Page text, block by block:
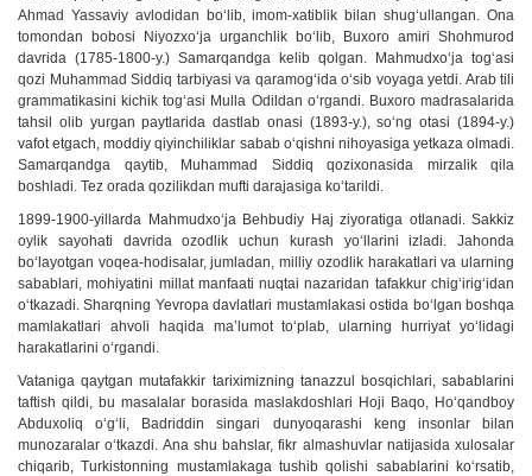
Ahmad Yassaviy avlodidan bo‘lib, imom-xatiblik bilan shug‘ullangan. Ona
tomondan bobosi Niyozxo‘ja urganchlik bo‘lib, Buxoro amiri Shohmurod
davrida (1785-1800-y.) Samarqandga kelib qolgan. Mahmudxo‘ja tog‘asi
qozi Muhammad Siddiq tarbiyasi va qaramog‘ida o‘sib voyaga yetdi. Arab tili
grammatikasini kichik tog‘asi Mulla Odildan o‘rgandi. Buxoro madrasalarida
tahsil olib yurgan paytlarida dastlab onasi (1893-y.), so‘ng otasi (1894-y.)
vafot etgach, moddiy qiyinchiliklar sabab o‘qishni nihoyasiga yetkaza olmadi.
Samarqandga qaytib, Muhammad Siddiq qozixonasida mirzalik qila
boshladi. Tez orada qozilikdan mufti darajasiga ko‘tarildi.
1899-1900-yillarda Mahmudxo‘ja Behbudiy Haj ziyoratiga otlanadi. Sakkiz
oylik sayohati davrida ozodlik uchun kurash yo‘llarini izladi. Jahonda
bo‘layotgan voqea-hodisalar, jumladan, milliy ozodlik harakatlari va ularning
sabablari, mohiyatini millat manfaati nuqtai nazaridan tafakkur chig‘irig‘idan
o‘tkazadi. Sharqning Yevropa davlatlari mustamlakasi ostida bo‘lgan boshqa
mamlakatlari ahvoli haqida ma’lumot to‘plab, ularning hurriyat yo‘lidagi
harakatlarini o‘rgandi.
Vataniga qaytgan mutafakkir tariximizning tanazzul bosqichlari, sabablarini
taftish qildi, bu masalalar borasida maslakdoshlari Hoji Baqo, Ho‘qandboy
Abduxoliq o‘g‘li, Badriddin singari dunyoqarashi keng insonlar bilan
munozaralar o‘tkazdi. Ana shu bahslar, fikr almashuvlar natijasida xulosalar
chiqarib, Turkistonning mustamlakaga tushib qolishi sabablarini ko‘rsatib,